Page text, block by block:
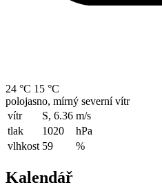
24 °C 15 °C
polojasno, mírný severní vítr
vítr
S, 6.36 m/s
tlak
1020
hPa
vlhkost 59 %
Kalendář